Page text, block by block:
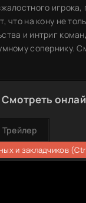
что на кону не
и интриг
сопернику.
Смотреть
Трейлер
и закладчиков